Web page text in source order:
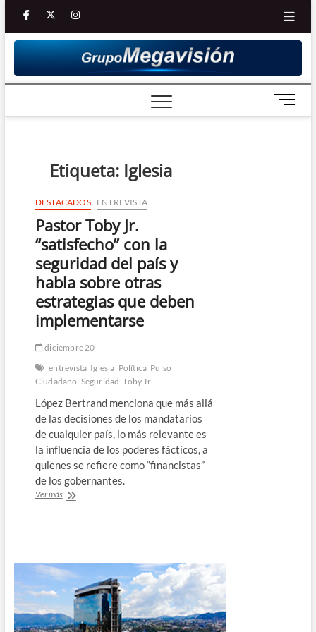
Saltar
contenido
facebooktwitter
Youtube
instagram
B
o
Etiqueta: Iglesia
DESTACADOS ENTREVISTA
Pastor Toby Jr.
“satisfecho” con la
seguridad del país y
habla sobre otras
estrategias que deben
implementarse
diciembre 20
entrevista Iglesia Política Pulso
Ciudadano Seguridad Toby Jr.
López Bertrand menciona que más allá
de las decisiones de los mandatarios
de cualquier país, lo más relevante es
la influencia de los poderes fácticos, a
quienes se refiere como “financistas”
de los gobernantes.
Ver másPastor
seguridad
del
país
y
habla